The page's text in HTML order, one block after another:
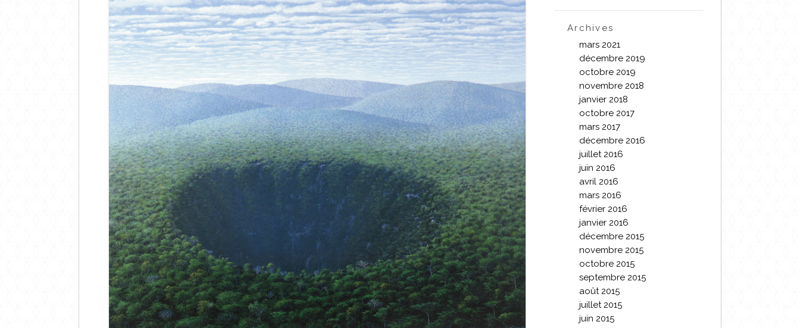
Archives
mars 2021
décembre 2019
octobre 2019
novembre 2018
janvier 2018
octobre 2017
mars 2017
décembre 2016
juillet 2016
juin 2016
avril 2016
mars 2016
février 2016
janvier 2016
décembre 2015
novembre 2015
octobre 2015
septembre 2015
août 2015
juillet 2015
juin 2015